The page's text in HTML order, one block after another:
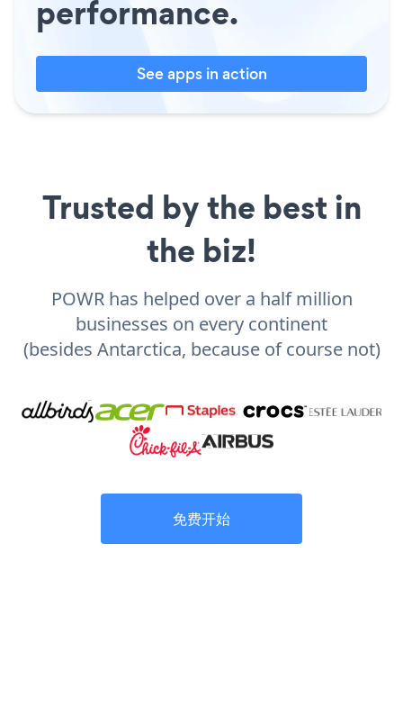
performance.
See apps in action
Trusted by the best in
the biz!
POWR has helped over a half million
businesses on every continent
(besides Antarctica, because of course not)
免费开始